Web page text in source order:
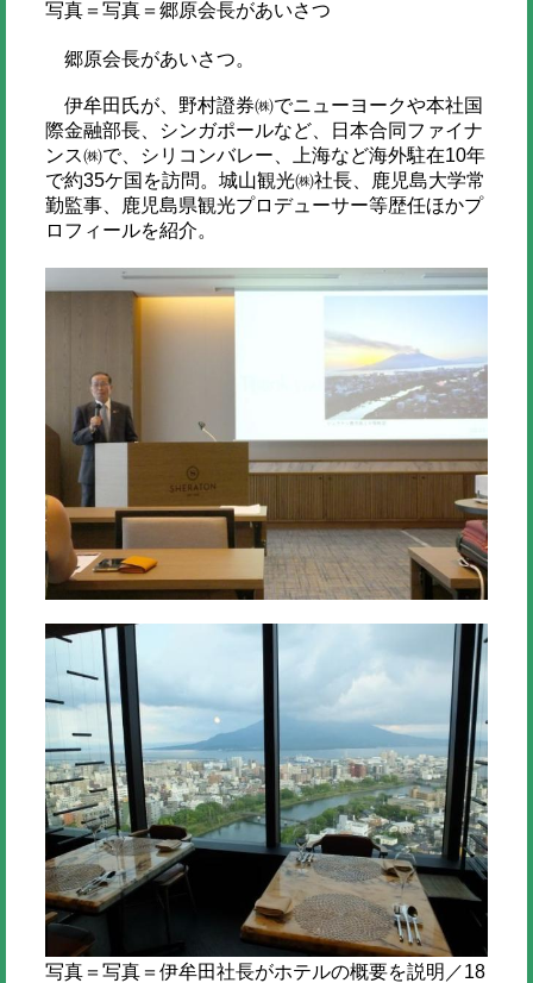
写真＝写真＝郷原会長があいさつ
郷原会長があいさつ。
伊牟田氏が、野村證券㈱でニューヨークや本社国
際金融部長、シンガポールなど、日本合同ファイナ
ンス㈱で、シリコンバレー、上海など海外駐在10年
で約35ケ国を訪問。城山観光㈱社長、鹿児島大学常
勤監事、鹿児島県観光プロデューサー等歴任ほかプ
ロフィールを紹介。
写真＝写真＝伊牟田社長がホテルの概要を説明／18